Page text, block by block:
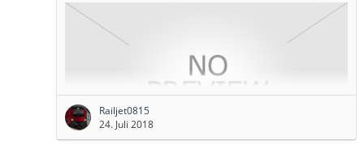
Railjet0815
24. Juli 2018